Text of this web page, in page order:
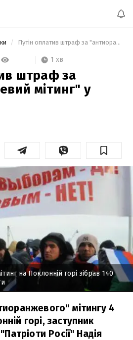
Путін оплатив штраф за "антиоранжевий мітинг" у Москві
1 хв
штраф за
мітинг" у
на Поклонній горі зібрав 140
мітингу 4
горі, заступник
Росії" Надія